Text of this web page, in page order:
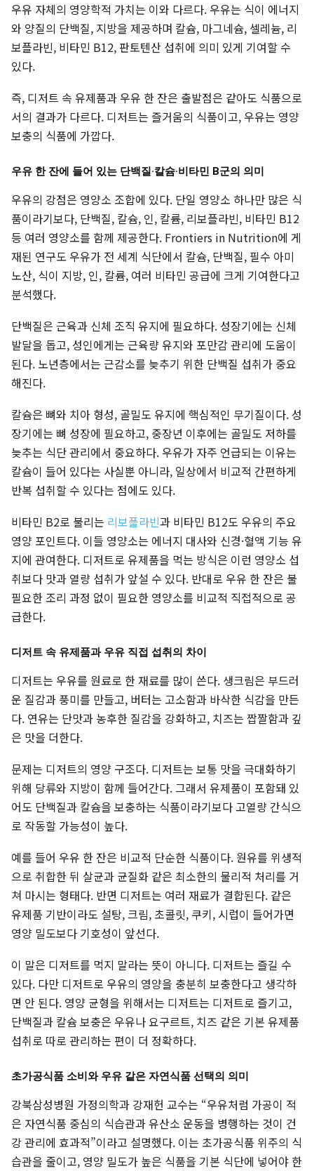
우유 자체의 영양학적 가치는 이와 다르다. 우유는 식이 에너지
와 양질의 단백질, 지방을 제공하며 칼슘, 마그네슘, 셀레늄, 리
보플라빈, 비타민 B12, 판토텐산 섭취에 의미 있게 기여할 수
있다.
즉, 디저트 속 유제품과 우유 한 잔은 출발점은 같아도 식품으로
서의 결과가 다르다. 디저트는 즐거움의 식품이고, 우유는 영양
보충의 식품에 가깝다.
우유 한 잔에 들어 있는 단백질·칼슘·비타민 B군의 의미
우유의 강점은 영양소 조합에 있다. 단일 영양소 하나만 많은 식
품이라기보다, 단백질, 칼슘, 인, 칼륨, 리보플라빈, 비타민 B12
등 여러 영양소를 함께 제공한다. Frontiers in Nutrition에 게
재된 연구도 우유가 전 세계 식단에서 칼슘, 단백질, 필수 아미
노산, 식이 지방, 인, 칼륨, 여러 비타민 공급에 크게 기여한다고
분석했다.
단백질은 근육과 신체 조직 유지에 필요하다. 성장기에는 신체
발달을 돕고, 성인에게는 근육량 유지와 포만감 관리에 도움이
된다. 노년층에서는 근감소를 늦추기 위한 단백질 섭취가 중요
해진다.
칼슘은 뼈와 치아 형성, 골밀도 유지에 핵심적인 무기질이다. 성
장기에는 뼈 성장에 필요하고, 중장년 이후에는 골밀도 저하를
늦추는 식단 관리에서 중요하다. 우유가 자주 언급되는 이유는
칼슘이 들어 있다는 사실뿐 아니라, 일상에서 비교적 간편하게
반복 섭취할 수 있다는 점에도 있다.
비타민 B2로 불리는 리보플라빈과 비타민 B12도 우유의 주요
영양 포인트다. 이들 영양소는 에너지 대사와 신경·혈액 기능 유
지에 관여한다. 디저트로 유제품을 먹는 방식은 이런 영양소 섭
취보다 맛과 열량 섭취가 앞설 수 있다. 반대로 우유 한 잔은 불
필요한 조리 과정 없이 필요한 영양소를 비교적 직접적으로 공
급한다.
디저트 속 유제품과 우유 직접 섭취의 차이
디저트는 우유를 원료로 한 재료를 많이 쓴다. 생크림은 부드러
운 질감과 풍미를 만들고, 버터는 고소함과 바삭한 식감을 만든
다. 연유는 단맛과 농후한 질감을 강화하고, 치즈는 짭짤함과 깊
은 맛을 더한다.
문제는 디저트의 영양 구조다. 디저트는 보통 맛을 극대화하기
위해 당류와 지방이 함께 들어간다. 그래서 유제품이 포함돼 있
어도 단백질과 칼슘을 보충하는 식품이라기보다 고열량 간식으
로 작동할 가능성이 높다.
예를 들어 우유 한 잔은 비교적 단순한 식품이다. 원유를 위생적
으로 취합한 뒤 살균과 균질화 같은 최소한의 물리적 처리를 거
쳐 마시는 형태다. 반면 디저트는 여러 재료가 결합된다. 같은
유제품 기반이라도 설탕, 크림, 초콜릿, 쿠키, 시럽이 들어가면
영양 밀도보다 기호성이 앞선다.
이 말은 디저트를 먹지 말라는 뜻이 아니다. 디저트는 즐길 수
있다. 다만 디저트로 우유의 영양을 충분히 보충한다고 생각하
면 안 된다. 영양 균형을 위해서는 디저트는 디저트로 즐기고,
단백질과 칼슘 보충은 우유나 요구르트, 치즈 같은 기본 유제품
섭취로 따로 관리하는 편이 더 정확하다.
초가공식품 소비와 우유 같은 자연식품 선택의 의미
강북삼성병원 가정의학과 강재헌 교수는 “우유처럼 가공이 적
은 자연식품 중심의 식습관과 유산소 운동을 병행하는 것이 건
강 관리에 효과적”이라고 설명했다. 이는 초가공식품 위주의 식
습관을 줄이고, 영양 밀도가 높은 식품을 기본 식단에 넣어야 한